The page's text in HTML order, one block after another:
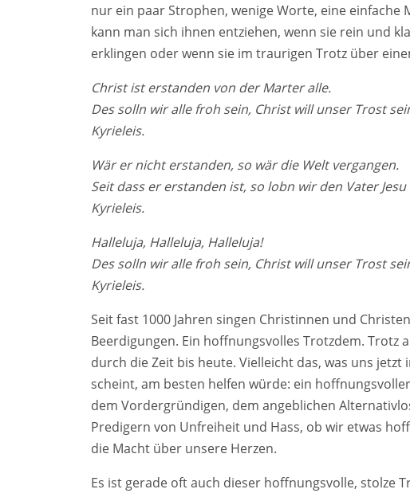
nur ein paar Strophen, wenige Worte, eine einfache
kann man sich ihnen entziehen, wenn sie rein und
erklingen oder wenn sie im traurigen Trotz über
Christ ist erstanden von der Marter alle.
Des solln wir alle froh sein, Christ will unser Trost
Kyrieleis.
Wär er nicht erstanden, so wär die Welt vergangen.
Seit dass er erstanden ist, so lobn wir den Vater
Kyrieleis.
Halleluja, Halleluja, Halleluja!
Des solln wir alle froh sein, Christ will unser Trost
Kyrieleis.
Seit fast 1000 Jahren singen Christinnen und
Beerdigungen. Ein hoffnungsvolles Trotzdem. Trotz
durch die Zeit bis heute. Vielleicht das, was uns
scheint, am besten helfen würde: ein
dem Vordergründigen, dem angeblichen
Predigern von Unfreiheit und Hass, ob wir etwas
die Macht über unsere Herzen.
Es ist gerade oft auch dieser hoffnungsvolle, stolze